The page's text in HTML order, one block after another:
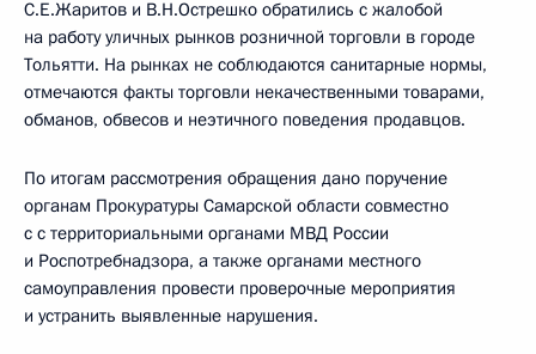
С.Е.Жаритов и В.Н.Острешко обратились с жалобой
на работу уличных рынков розничной торговли в городе
Тольятти. На рынках не соблюдаются санитарные нормы,
отмечаются факты торговли некачественными товарами,
обманов, обвесов и неэтичного поведения продавцов.
По итогам рассмотрения обращения дано поручение
органам Прокуратуры Самарской области совместно
с с территориальными органами МВД России
и Роспотребнадзора, а также органами местного
самоуправления провести проверочные мероприятия
и устранить выявленные нарушения.